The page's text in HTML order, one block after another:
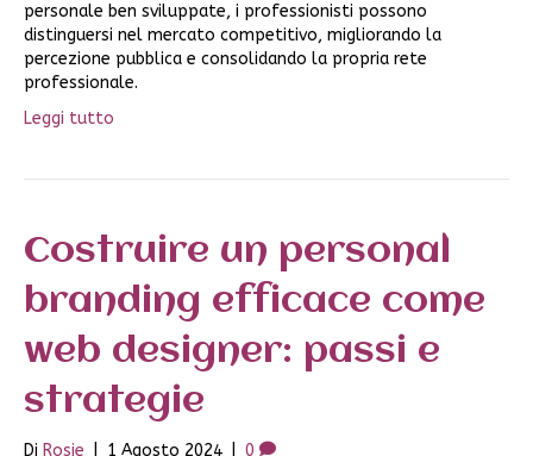
personale ben sviluppate, i professionisti possono
distinguersi nel mercato competitivo, migliorando la
percezione pubblica e consolidando la propria rete
professionale.
Leggi tutto
Costruire un personal
branding efficace come
web designer: passi e
strategie
Di Rosie 1 Agosto 2024 0